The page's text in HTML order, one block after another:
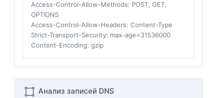
Access-Control-Allow-Methods: POST, GET,
OPTIONS
Access-Control-Allow-Headers: Content-Type
Strict-Transport-Security: max-age=31536000
Content-Encoding: gzip
Анализ записей DNS